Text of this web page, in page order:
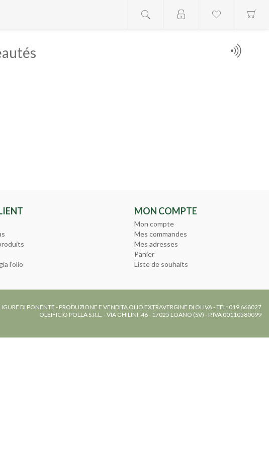
l'olio
MON COMPTE
Mon compte
Mes commandes
Mes adresses
Panier
Liste de souhaits
DI PONENTE - PRODUZIONE E VENDITA OLIO EXTRAVERGINE DI OLIVA - TEL: 019 668027
OLEIFICIO POLLA S.R.L. - VIA GHILINI, 46 - 17025 LOANO (SV) - P.IVA 00110580099